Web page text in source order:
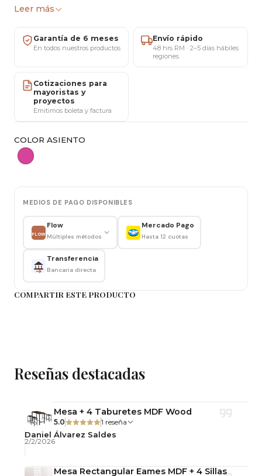
🛠 Garantía total de 6 meses por Maricat
Silla de oficina de estilo moderno y elegante,
diseñada para brindar comodidad y estética en
combinación de estructura metálica dorada con
un tapizado aterciopelado en tono rosa pastel,
ofreciendo un diseño sofisticado y decorativo.
Especificaciones Técnicas
Base:Base metálica de 5 puntos con ruedas
Altura ajustable:
Sí, mediante palanca
neumática
Giro:360°
Asiento y Respaldo
vertical
dorado
Leer más
Garantía de 6 meses
En todos nuestros productos
Envío rápido
48 hrs RM · 2–5 días hábiles
regiones
Cotizaciones para
mayoristas y
proyectos
Emitimos boleta y factura
COLOR ASIENTO
MEDIOS DE PAGO DISPONIBLES
FLOW
Flow
Múltiples métodos
Mercado Pago
Hasta 12 cuotas
Transferencia
Bancaria directa
COMPARTIR ESTE PRODUCTO
Reseñas destacadas
Mesa + 4 Taburetes MDF Wood
5.0 1 reseña
Daniel Álvarez Saldes
2/2/2026
Mesa Rectangular Eames MDF + 4 Sillas